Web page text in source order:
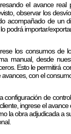
el avance
observar los
acompañado de un
podrá importar/
los consumos de
manual, desde
Esto le permitirá
avances, con el
configuración de
ingrese el
la obra adjudicada a